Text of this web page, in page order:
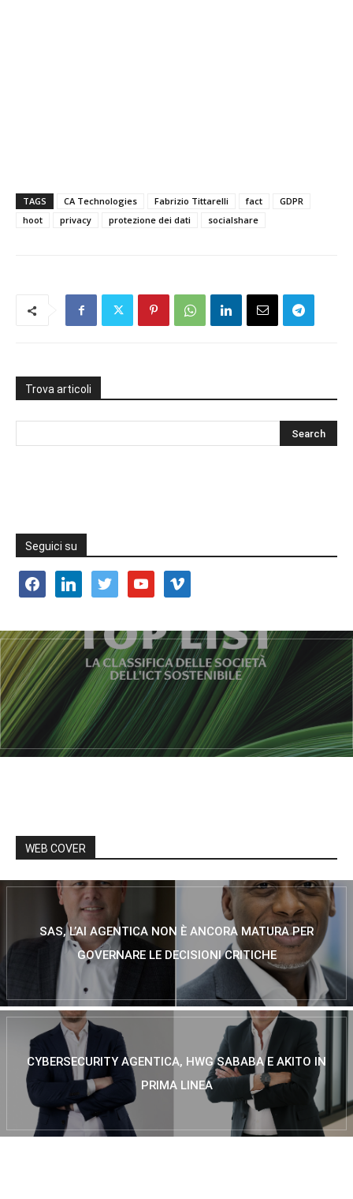
TAGS CA Technologies Fabrizio Tittarelli fact
GDPR
hoot
privacy protezione dei dati socialshare
Trova articoli
Seguici su
facebooklinkedin twitter youtube vimeo
WEB COVER
SAS, L’AI AGENTICA NON È ANCORA MATURA PER
GOVERNARE LE DECISIONI CRITICHE
CYBERSECURITY AGENTICA, HWG SABABA E AKITO IN
PRIMA LINEA